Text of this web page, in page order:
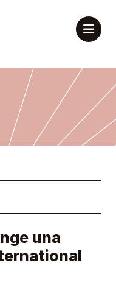
una